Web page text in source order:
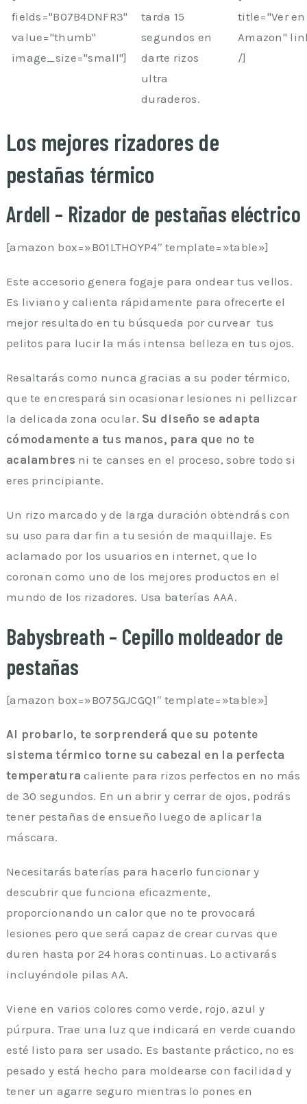
fields="B07B4DNFR3"
value="thumb"
image_size="small"]
tarda 15
segundos en
darte rizos
ultra
duraderos.
title="Ver en
Amazon"
/]
Los mejores rizadores de
pestañas térmico
Ardell – Rizador de pestañas eléctrico
[amazon box=»B01LTHOYP4″ template=»table»]
Este accesorio genera fogaje para ondear tus vellos.
Es liviano y calienta rápidamente para ofrecerte el
mejor resultado en tu búsqueda por curvear tus
pelitos para lucir la más intensa belleza en tus ojos.
Resaltarás como nunca gracias a su poder térmico,
que te encrespará sin ocasionar lesiones ni pellizcar
la delicada zona ocular. Su diseño se adapta
cómodamente a tus manos, para que no te
acalambres ni te canses en el proceso, sobre todo si
eres principiante.
Un rizo marcado y de larga duración obtendrás con
su uso para dar fin a tu sesión de maquillaje. Es
aclamado por los usuarios en internet, que lo
coronan como uno de los mejores productos en el
mundo de los rizadores. Usa baterías AAA.
Babysbreath – Cepillo moldeador de
pestañas
[amazon box=»B075GJCGQ1″ template=»table»]
Al probarlo, te sorprenderá que su potente
sistema térmico torne su cabezal en la perfecta
temperatura caliente para rizos perfectos en no más
de 30 segundos. En un abrir y cerrar de ojos, podrás
tener pestañas de ensueño luego de aplicar la
máscara.
Necesitarás baterías para hacerlo funcionar y
descubrir que funciona eficazmente,
proporcionando un calor que no te provocará
lesiones pero que será capaz de crear curvas que
duren hasta por 24 horas continuas. Lo activarás
incluyéndole pilas AA.
Viene en varios colores como verde, rojo, azul y
púrpura. Trae una luz que indicará en verde cuando
esté listo para ser usado. Es bastante práctico, no es
pesado y está hecho para moldearse con facilidad y
tener un agarre seguro mientras lo pones en